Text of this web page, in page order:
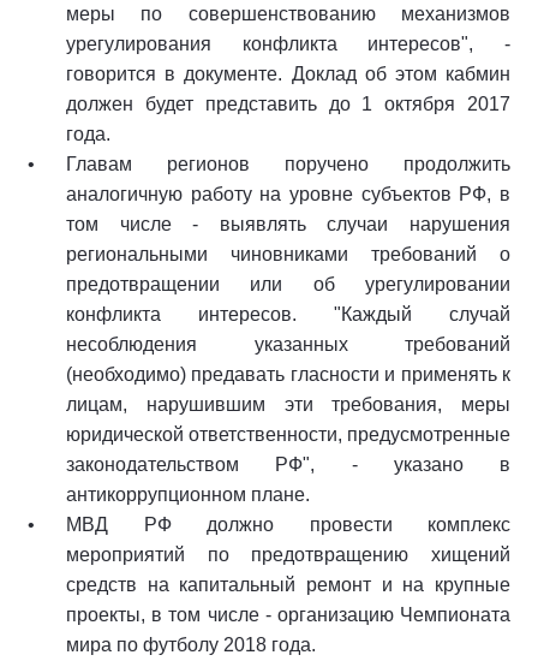
меры по совершенствованию механизмов
урегулирования конфликта интересов", -
говорится в документе. Доклад об этом кабмин
должен будет представить до 1 октября 2017
года.
Главам регионов поручено продолжить
аналогичную работу на уровне субъектов РФ, в
том числе - выявлять случаи нарушения
региональными чиновниками требований о
предотвращении или об урегулировании
конфликта интересов. "Каждый случай
несоблюдения указанных требований
(необходимо) предавать гласности и применять к
лицам, нарушившим эти требования, меры
юридической ответственности, предусмотренные
законодательством РФ", - указано в
антикоррупционном плане.
МВД РФ должно провести комплекс
мероприятий по предотвращению хищений
средств на капитальный ремонт и на крупные
проекты, в том числе - организацию Чемпионата
мира по футболу 2018 года.